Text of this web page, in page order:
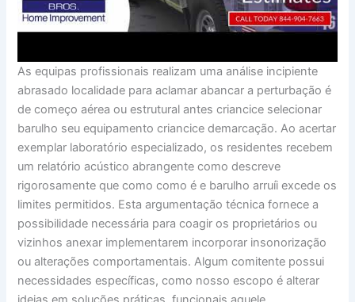
As equipas profissionais realizam uma análise incipiente
abrasado localidade para aclamar abancar a perturbação é
de começo aérea ou estrutural antes criancice selecionar
barulho seu equipamento criancice demarcação. Ao acertar
exemplar laboratório especializado, os residentes recebem
um relatório acústico abrangente como descreve
rigorosamente que como como é e barulho arruíi excede os
limites permitidos. Esta argumentação técnica fornece a
possibilidade necessária para coagir os proprietários ou
vizinhos anexar implementarem incorporar insonorização
ou alterações comportamentais. Algum comitente possui
necessidades específicas, como nosso escopo é alterar